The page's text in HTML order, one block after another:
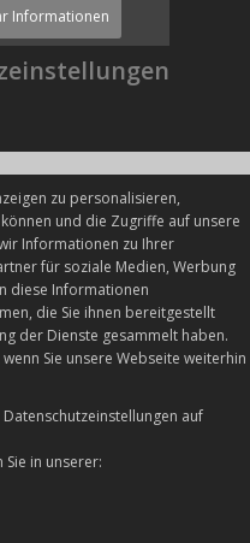
Informationen
zu personalisieren,
und die Zugriffe auf unsere
Informationen zu Ihrer
für soziale Medien, Werbung
diese Informationen
die Sie ihnen bereitgestellt
der Dienste gesammelt haben.
Sie unsere Webseite weiterhin
auf
in unserer: